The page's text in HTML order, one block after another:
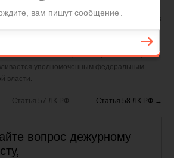
лесного пожара и обратно;
лесопатологического мониторинга
средств и проведение иных работ по
организмов.
и выполнения авиационных работ по охране
уполномоченным федеральным
власти.
Статья 57 ЛК РФ Статья 58 ЛК РФ →
вопрос дежурному